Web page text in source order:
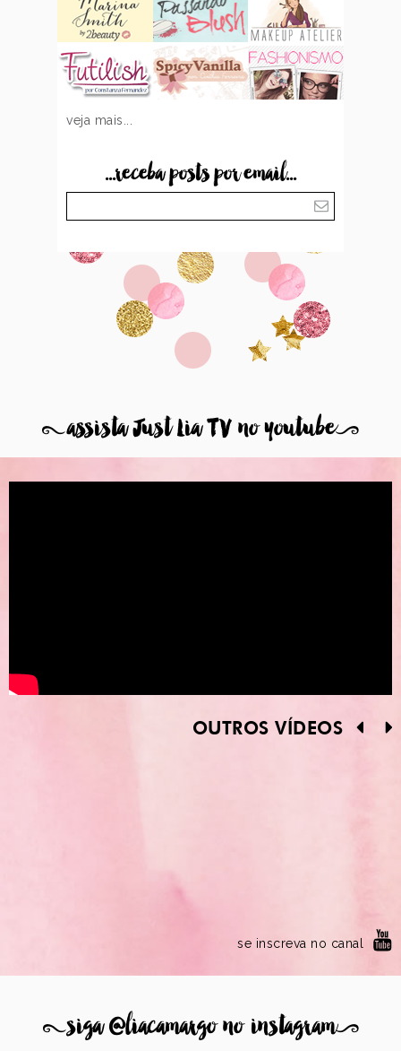
veja mais...
...receba posts por email...
8assista Just Lia TV no youtube9
OUTROS VÍDEOS
se inscreva no canal
8siga @liacamargo no instagram9